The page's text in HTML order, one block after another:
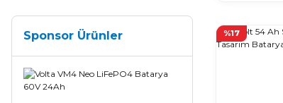
Sponsor Ürünler %17